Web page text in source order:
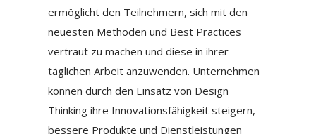
ermöglicht den Teilnehmern, sich mit den
neuesten Methoden und Best Practices
vertraut zu machen und diese in ihrer
täglichen Arbeit anzuwenden. Unternehmen
können durch den Einsatz von Design
Thinking ihre Innovationsfähigkeit steigern,
bessere Produkte und Dienstleistungen